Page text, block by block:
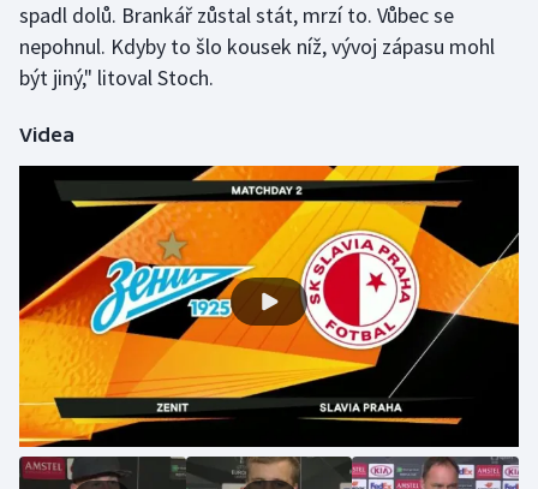
Lezení
Motorsport
Olympijské hry
Parasport
Plavání
Plážový volejbal
spadl dolů. Brankář zůstal stát, mrzí to. Vůbec se
nepohnul. Kdyby to šlo kousek níž, vývoj zápasu mohl
být jiný," litoval Stoch.
Videa